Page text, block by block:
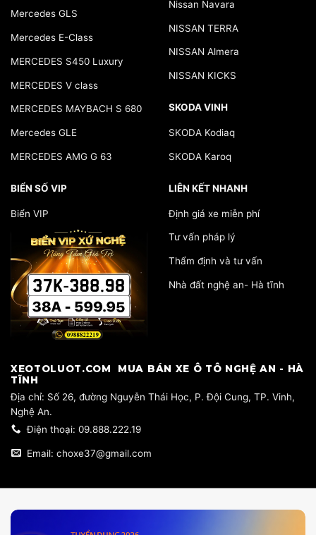
Mercedes GLS
Mercedes E-Class
MERCEDES S450 Luxury
MERCEDES V class
MERCEDES MAYBACH S 680
Mercedes GLE
MERCEDES AMG G 63
BIỂN SỐ VIP
Biển VIP
Nissan Navara
NISSAN TERRA
NISSAN Almera
NISSAN KICKS
SKODA VINH
SKODA Kodiaq
SKODA Karoq
LIÊN KẾT NHANH
Định giá xe miễn phí
Tư vấn pháp lý
Thẩm định và tư vấn
Nhà đất nghệ an- Hà tĩnh
​XEOTOLUOT.COM MUA BÁN XE Ô TÔ NGHỆ AN - HÀ
TĨNH
​Địa chỉ: Số 26, đường Nguyễn Thái Học, P. Đội Cung, TP. Vinh,
Nghệ An.
Điện thoại: 09.888.222.19
Email: choxe37@gmail.com